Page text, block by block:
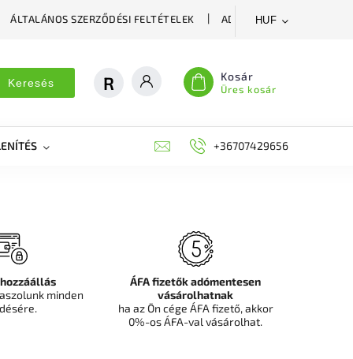
ÁLTALÁNOS SZERZŐDÉSI FELTÉTELEK ADATVÉDELMI
HUF
Keresés Kosár
Üres kosár
DEKORÁCIÓS FALPANEL, MŰNÖVÉNY FAL
+36707429656
minden
ÁFA fizetők adómentesen
vásárolhatnak
ha az Ön cége ÁFA fizető, akkor
0%-os ÁFA-val vásárolhat.